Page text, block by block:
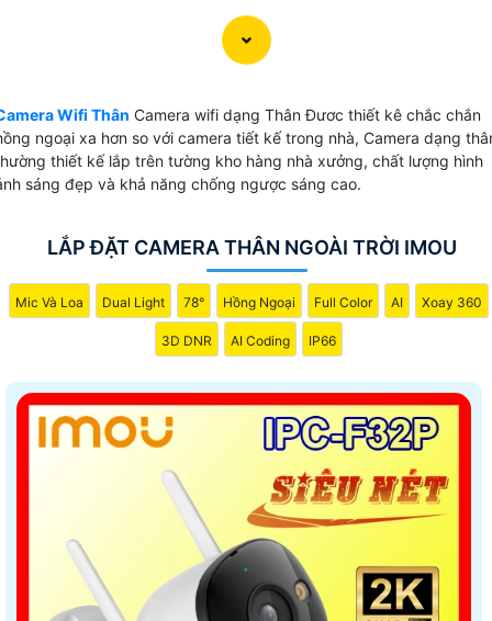
giống với các dòng sản phẩm camera wifi thiêt kế
thân hay còn gọi là camera bullet hoàn toàn có thể
trên đường hoặc đi qua các tòa nhà có yêu cầu an ninh,
vị chắc chắn sẽ dễ dàng có thể bắt gặp các sản phẩm
thân.
Wifi Thân Camera wifi dạng Thân Đươc thiết kê chắc chắn
ngoại xa hơn so với camera tiết kế trong nhà, Camera dạng
thiết kế lắp trên tường kho hàng nhà xưởng, chất lượng hình
sáng đẹp và khả năng chống ngược sáng cao.
LẮP ĐẶT CAMERA THÂN NGOÀI TRỜI IMOU
Mic Và Loa Dual Light 78° Hồng Ngoại Full Color AI Xoay 360
3D DNR AI Coding IP66